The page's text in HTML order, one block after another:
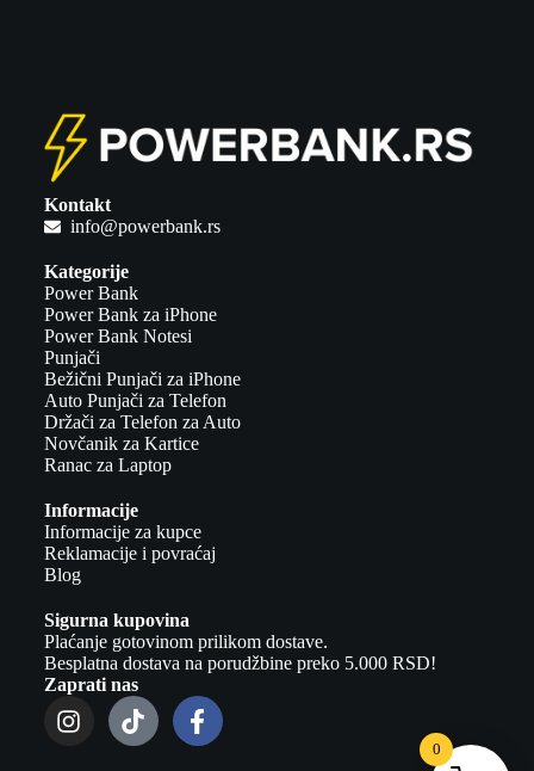
Kontakt
info@powerbank.rs
Kategorije
Power Bank
Power Bank za iPhone
Power Bank Notesi
Punjači
Bežični Punjači za iPhone
Auto Punjači za Telefon
Držači za Telefon za Auto
Novčanik za Kartice
Ranac za Laptop
Informacije
Informacije za kupce
Reklamacije i povraćaj
Blog
Sigurna kupovina
Plaćanje gotovinom prilikom dostave.
Besplatna dostava na porudžbine preko 5.000 RSD!
Zaprati nas
0